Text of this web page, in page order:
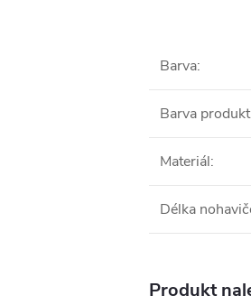
Barva:
Barva
Materiál:
Délka
Produkt